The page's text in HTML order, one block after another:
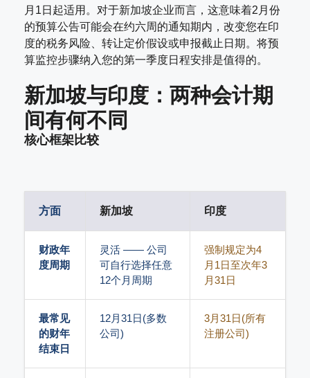
月1日起适用。对于新加坡企业而言，这意味着2月份
的预算公告可能会在约六周的通知期内，改变您在印
度的税务风险、转让定价假设或申报截止日期。将预
算监控步骤纳入您的第一季度日程安排是值得的。
新加坡与印度：两种会计期
间有何不同
核心框架比较
方面 新加坡 印度
财政年
度周期
灵活 —— 公司
可自行选择任意
12个月周期
强制规定为4
月1日至次年3
月31日
最常见
的财年
结束日
12月31日(多数
公司)
3月31日(所有
注册公司)